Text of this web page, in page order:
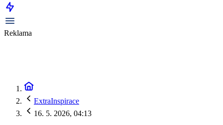
Reklama
ExtraInspirace
16. 5. 2026, 04:13